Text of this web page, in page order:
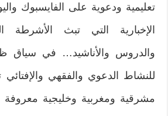
تعليمية ودعوية على الفايسبوك
الإخبارية التي تبث الأشرطة
والدروس والأناشيد… في سياق
للنشاط الدعوي والفقهي
مشرقية ومغربية وخليجية معروفة ،